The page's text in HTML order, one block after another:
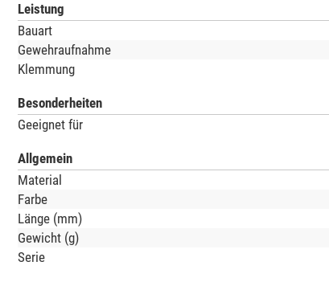
Leistung
Bauart
Gewehraufnahme
Klemmung
Besonderheiten
Geeignet für
Allgemein
Material
Farbe
Länge (mm)
Gewicht (g)
Serie